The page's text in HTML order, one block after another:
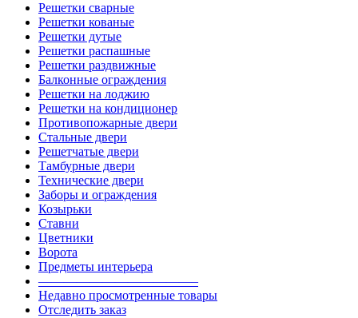
Решетки сварные
Решетки кованые
Решетки дутые
Решетки распашные
Решетки раздвижные
Балконные ограждения
Решетки на лоджию
Решетки на кондиционер
Противопожарные двери
Стальные двери
Решетчатые двери
Тамбурные двери
Технические двери
Заборы и ограждения
Козырьки
Ставни
Цветники
Ворота
Предметы интерьера
————————————–
Недавно просмотренные товары
Отследить заказ